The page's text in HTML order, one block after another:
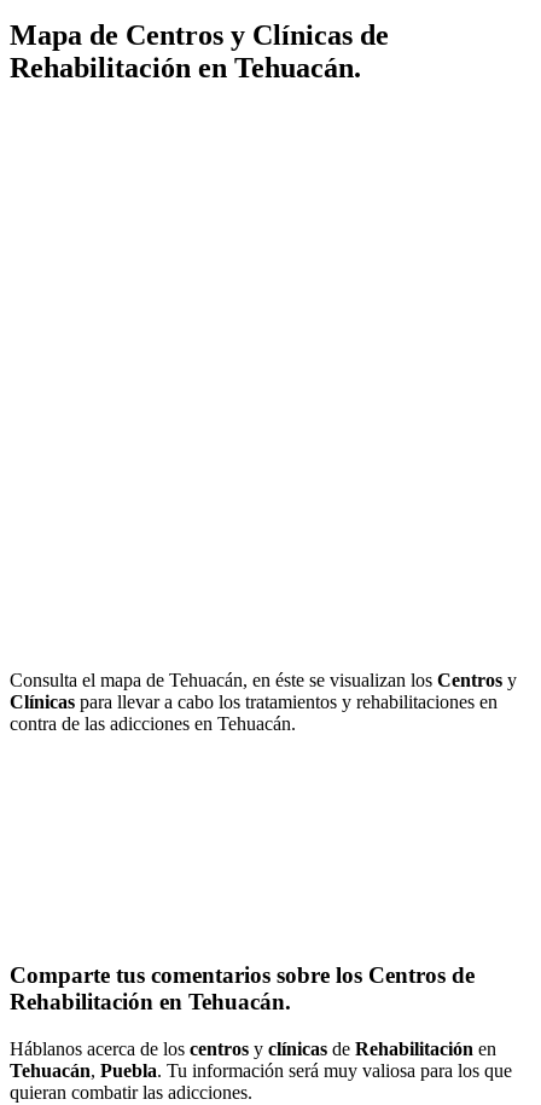
Mapa de Centros y Clínicas de
Rehabilitación en Tehuacán.
Consulta el mapa de Tehuacán, en éste se visualizan los Centros y
Clínicas para llevar a cabo los tratamientos y rehabilitaciones en
contra de las adicciones en Tehuacán.
Comparte tus comentarios sobre los Centros de
Rehabilitación en Tehuacán.
Háblanos acerca de los centros y clínicas de Rehabilitación en
Tehuacán, Puebla. Tu información será muy valiosa para los que
quieran combatir las adicciones.